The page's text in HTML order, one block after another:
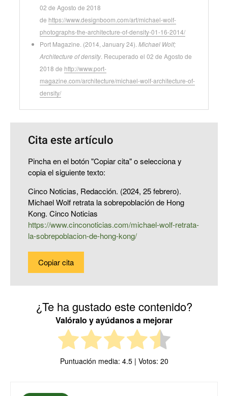
02 de Agosto de 2018
de https://www.designboom.com/art/michael-wolf-
photographs-the-architecture-of-density-01-16-2014/
Port Magazine. (2014, January 24). Michael Wolf;
Architecture of density . Recuperado el 02 de Agosto de
2018 de http://www.port-
magazine.com/architecture/michael-wolf-architecture-of-
density/
Cita este artículo
Pincha en el botón "Copiar cita" o selecciona y
copia el siguiente texto:
Cinco Noticias, Redacción. (2024, 25 febrero).
Michael Wolf retrata la sobrepoblación de Hong
Kong. Cinco Noticias
https://www.cinconoticias.com/michael-wolf-retrata-
la-sobrepoblacion-de-hong-kong/
Copiar cita
¿Te ha gustado este contenido?
Valóralo y ayúdanos a mejorar
Puntuación media: 4.5| Votos: 20